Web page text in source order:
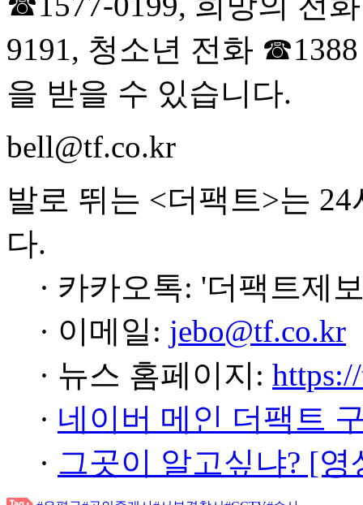
9191, 청소년 전화
을 받을 수 있습니다.
bell@tf.co.kr
발로 뛰는 <더팩트>는
다.
· 카카오톡: '더팩트제
· 이메일: jebo@tf.co.kr
· 뉴스 홈페이지:
· 네이버 메인 더팩트
· 그곳이 알고싶냐? [